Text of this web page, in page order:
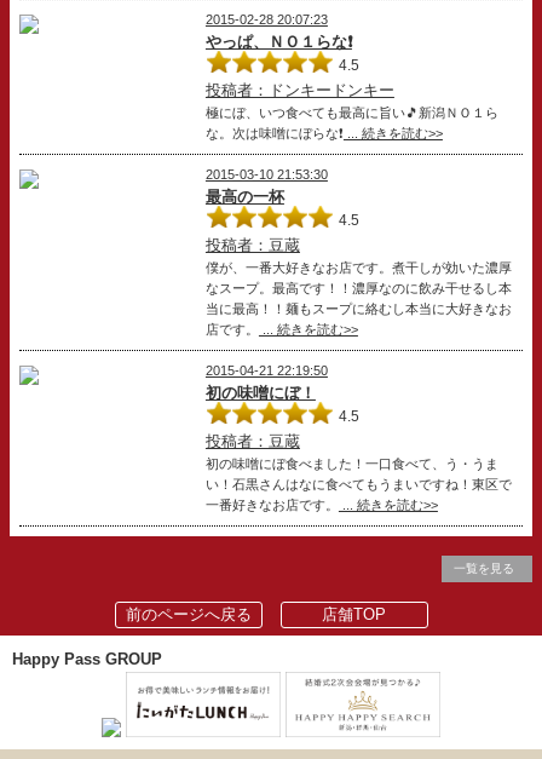
2015-02-28 20:07:23
やっぱ、ＮＯ１らな❗
4.5
投稿者：ドンキードンキー
極にぼ、いつ食べても最高に旨い🎵新潟ＮＯ１ら
な。次は味噌にぼらな❗ ... 続きを読む>>
2015-03-10 21:53:30
最高の一杯
4.5
投稿者：豆蔵
僕が、一番大好きなお店です。煮干しが効いた濃厚
なスープ。最高です！！濃厚なのに飲み干せるし本
当に最高！！麺もスープに絡むし本当に大好きなお
店です。
... 続きを読む>>
2015-04-21 22:19:50
初の味噌にぼ！
4.5
投稿者：豆蔵
初の味噌にぼ食べました！一口食べて、う・うま
い！石黒さんはなに食べてもうまいですね！東区で
一番好きなお店です。
... 続きを読む>>
一覧を見る
前のページへ戻る 店舗TOP
Happy Pass GROUP